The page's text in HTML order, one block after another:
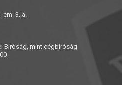
em. 3. a.
Bíróság, mint cégbíróság